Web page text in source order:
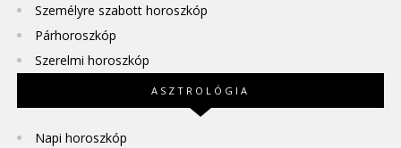
Személyre szabott horoszkóp
Párhoroszkóp
Szerelmi horoszkóp
ASZTROLÓGIA
Napi horoszkóp